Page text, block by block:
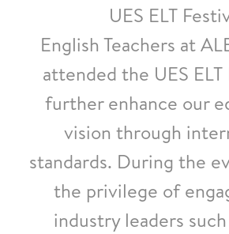
UES ELT
English Teachers at
attended the UES
further enhance our
vision through
standards. During the
the privilege of
industry leaders